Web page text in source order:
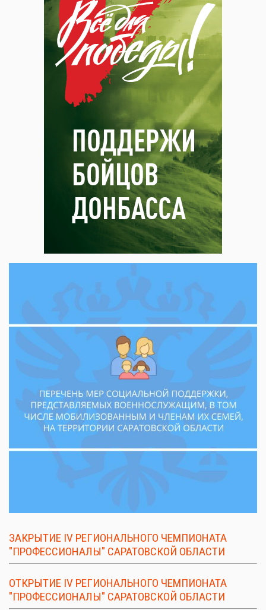
ЗАКРЫТИЕ IV РЕГИОНАЛЬНОГО ЧЕМПИОНАТА
"ПРОФЕССИОНАЛЫ" САРАТОВСКОЙ ОБЛАСТИ
ОТКРЫТИЕ IV РЕГИОНАЛЬНОГО ЧЕМПИОНАТА
"ПРОФЕССИОНАЛЫ" САРАТОВСКОЙ ОБЛАСТИ